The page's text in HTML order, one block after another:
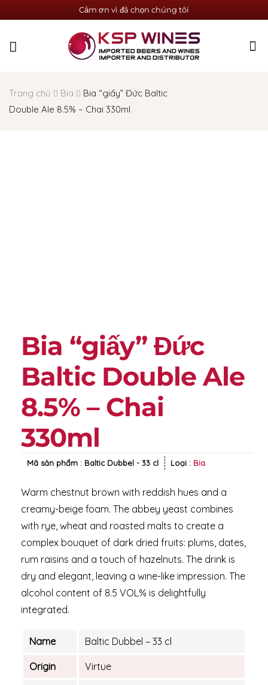
Cảm ơn vì đã chọn chúng tôi
Trang chủ Bia
Bia “giấy” Đức Baltic
Double Ale 8.5% – Chai 330ml
Bia “giấy” Đức
Baltic Double Ale
8.5% – Chai
330ml
Mã sản phẩm : Baltic Dubbel - 33 cl Loại : Bia
Warm chestnut brown with reddish hues and a
creamy-beige foam. The abbey yeast combines
with rye, wheat and roasted malts to create a
complex bouquet of dark dried fruits: plums, dates,
rum raisins and a touch of hazelnuts. The drink is
dry and elegant, leaving a wine-like impression. The
alcohol content of 8.5 VOL% is delightfully
integrated.
Name Baltic Dubbel – 33 cl
Origin Virtue